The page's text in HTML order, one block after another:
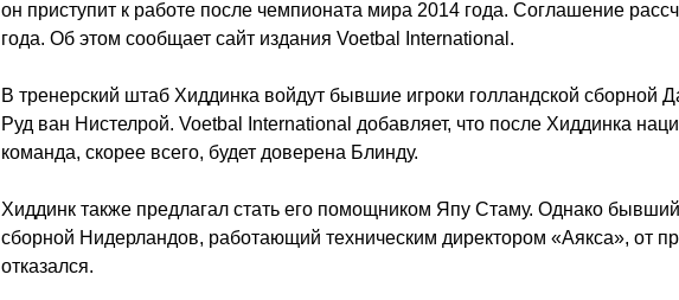
он приступит к работе после чемпионата мира 2014 года. Соглашение
года. Об этом сообщает сайт издания Voetbal International.
В тренерский штаб Хиддинка войдут бывшие игроки голландской сборной
Руд ван Нистелрой. Voetbal International добавляет, что после Хиддинка
команда, скорее всего, будет доверена Блинду.
Хиддинк также предлагал стать его помощником Япу Стаму. Однако
сборной Нидерландов, работающий техническим директором «Аякса», от
отказался.